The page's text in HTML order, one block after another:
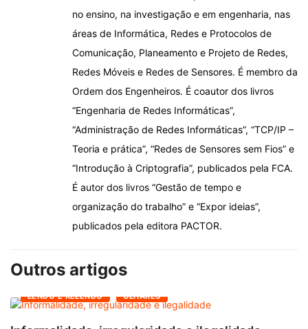
no ensino, na investigação e em engenharia, nas
áreas de Informática, Redes e Protocolos de
Comunicação, Planeamento e Projeto de Redes,
Redes Móveis e Redes de Sensores. É membro da
Ordem dos Engenheiros. É coautor dos livros
“Engenharia de Redes Informáticas”,
“Administração de Redes Informáticas”, “TCP/IP –
Teoria e prática”, “Redes de Sensores sem Fios” e
“Introdução à Criptografia”, publicados pela FCA.
É autor dos livros “Gestão de tempo e
organização do trabalho” e “Expor ideias”,
publicados pela editora PACTOR.
Outros artigos
LENDO E RELENDO OLHARES